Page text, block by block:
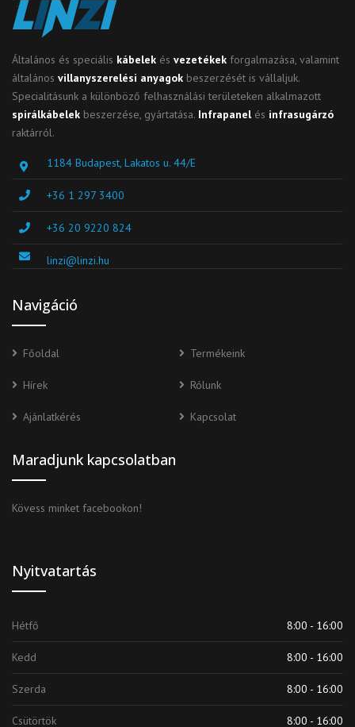
Általános és speciális kábelek és vezetékek forgalmazása, valamint
általános villanyszerelési anyagok beszerzését is vállaljuk.
Specialitásunk a különböző felhasználási területeken alkalmazott
spirálkábelek beszerzése, gyártatása. Infrapanel és infrasugárzó
raktárról.
1184 Budapest, Lakatos u. 44/E
+36 1 297 3400
+36 20 9220 824
linzi@linzi.hu
Navigáció
Főoldal Termékeink
Hírek Rólunk
Ajánlatkérés Kapcsolat
Maradjunk kapcsolatban
Kövess minket facebookon!
Nyitvatartás
Hétfő 8:00 - 16:00
Kedd 8:00 - 16:00
Szerda 8:00 - 16:00
Csütörtök 8:00 - 16:00